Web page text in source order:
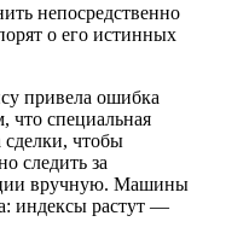
непосредственно
о его истинных
привела ошибка
что специальная
сделки, чтобы
следить за
вручную. Машины
индексы растут —